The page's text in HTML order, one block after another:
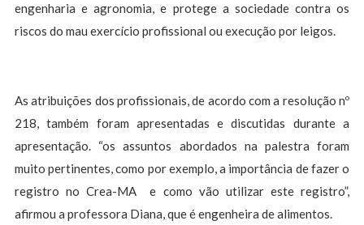
engenharia e agronomia, e protege a sociedade contra os
riscos do mau exercício profissional ou execução por leigos.
As atribuições dos profissionais, de acordo com a resolução nº
218, também foram apresentadas e discutidas durante a
apresentação. “os assuntos abordados na palestra foram
muito pertinentes, como por exemplo, a importância de fazer o
registro no Crea-MA e como vão utilizar este registro”,
afirmou a professora Diana, que é engenheira de alimentos.